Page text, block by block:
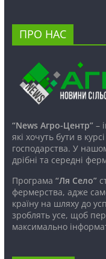
ПРО НАС
“News Агро-Центр”–
які хочуть бути в
господарства. У
дрібні та середні
Програма “Ля Село”
фермерства, адже
країну на шляху до
зроблять усе, щоб
максимально